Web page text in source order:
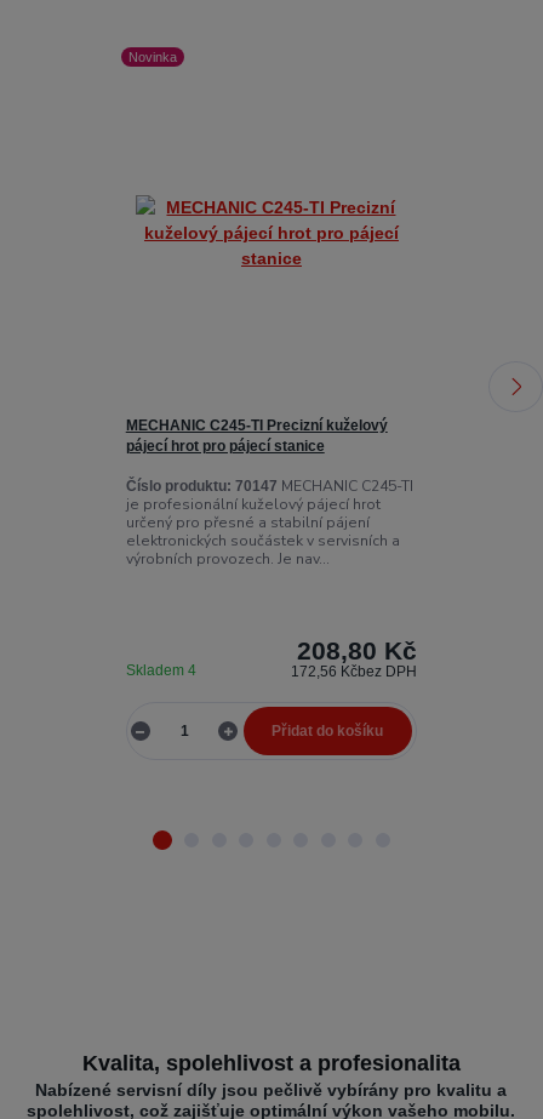
Novinka
MECHANIC C245-TI Precizní kuželový
pájecí hrot pro pájecí stanice
Číslo produktu: 70147 MECHANIC C245-TI
je profesionální kuželový pájecí hrot
určený pro přesné a stabilní pájení
elektronických součástek v servisních a
výrobních provozech. Je nav...
208,80 Kč
172,56 Kčbez DPH
Skladem 4
Přidat do košíku
Kvalita, spolehlivost a profesionalita
Nabízené servisní díly jsou pečlivě vybírány pro kvalitu a
spolehlivost, což zajišťuje optimální výkon vašeho mobilu.